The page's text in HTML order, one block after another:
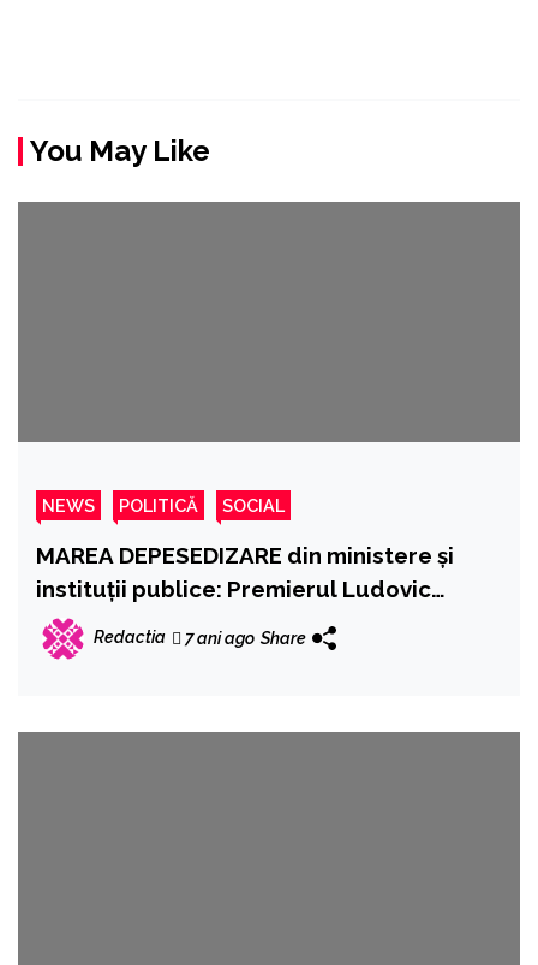
You May Like
NEWS POLITICĂ SOCIAL
MAREA DEPESEDIZARE din ministere și
instituții publice: Premierul Ludovic
Orban a eliberat din funcție 38 de
secretari de stat.
Redactia 7 ani ago Share